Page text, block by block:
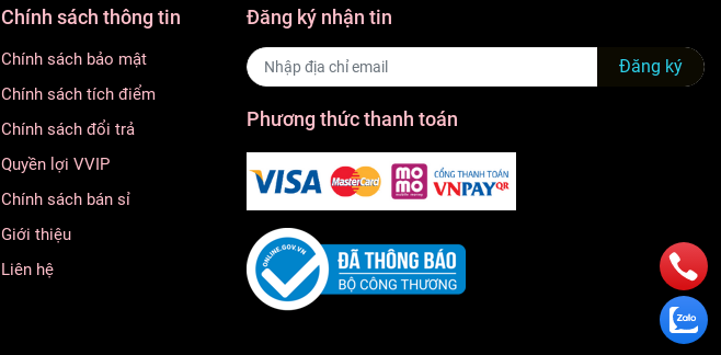
Chính sách thông tin
Chính sách bảo mật
Chính sách tích điểm
Chính sách đổi trả
Quyền lợi VVIP
Chính sách bán sỉ
Giới thiệu
Liên hệ
Đăng ký nhận tin
Đăng ký
Phương thức thanh toán